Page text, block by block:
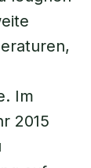
Im
2015